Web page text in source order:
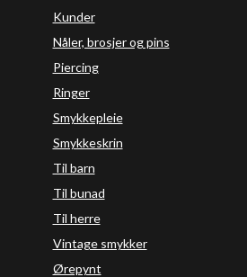
Kunder
Nåler, brosjer og pins
Piercing
Ringer
Smykkepleie
Smykkeskrin
Til barn
Til bunad
Til herre
Vintage smykker
Ørepynt